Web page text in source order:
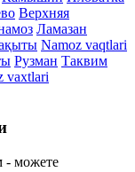
Верхняя
Ламазан
Namoz vaqtlari
Рузман Таквим
vaxtlari
- можете